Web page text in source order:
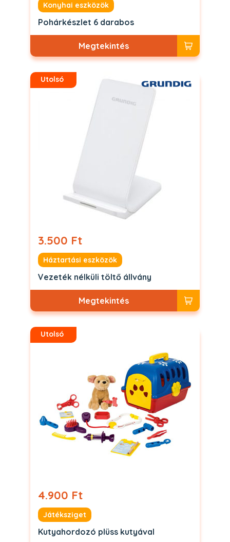
Konyhai eszközök
Pohárkészlet 6 darabos
Megtekintés
Utolsó
3.500 Ft
Háztartási eszközök
Vezeték nélküli töltő állvány
Megtekintés
Utolsó
4.900 Ft
Játéksziget
Kutyahordozó plüss kutyával